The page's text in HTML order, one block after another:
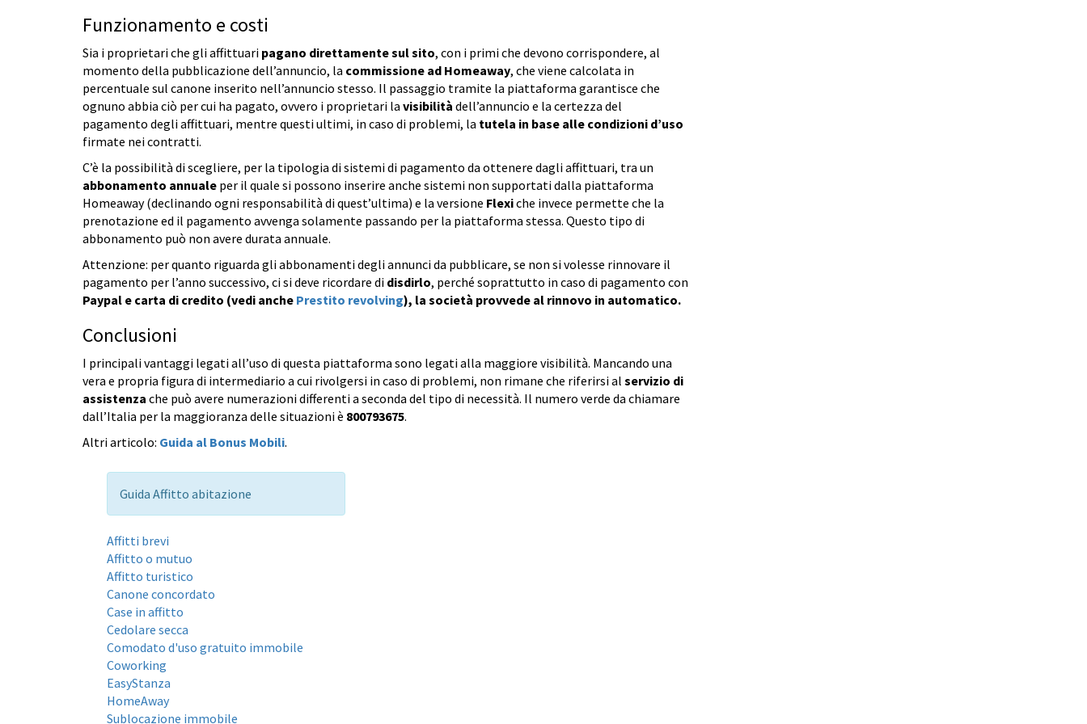
Funzionamento e costi
Sia i proprietari che gli affittuari pagano direttamente sul sito, con i primi che devono corrispondere, al
momento della pubblicazione dell’annuncio, la commissione ad Homeaway, che viene calcolata in
percentuale sul canone inserito nell’annuncio stesso. Il passaggio tramite la piattaforma garantisce che
ognuno abbia ciò per cui ha pagato, ovvero i proprietari la visibilità dell’annuncio e la certezza del
pagamento degli affittuari, mentre questi ultimi, in caso di problemi, la tutela in base alle condizioni d’uso
firmate nei contratti.
C’è la possibilità di scegliere, per la tipologia di sistemi di pagamento da ottenere dagli affittuari, tra un
abbonamento annuale per il quale si possono inserire anche sistemi non supportati dalla piattaforma
Homeaway (declinando ogni responsabilità di quest’ultima) e la versione Flexiche invece permette che la
prenotazione ed il pagamento avvenga solamente passando per la piattaforma stessa. Questo tipo di
abbonamento può non avere durata annuale.
Attenzione: per quanto riguarda gli abbonamenti degli annunci da pubblicare, se non si volesse rinnovare il
pagamento per l’anno successivo, ci si deve ricordare di disdirlo, perché soprattutto in caso di pagamento con
Paypal e carta di credito (vedi anche Prestito revolving), la società provvede al rinnovo in automatico.
Conclusioni
I principali vantaggi legati all’uso di questa piattaforma sono legati alla maggiore visibilità. Mancando una
vera e propria figura di intermediario a cui rivolgersi in caso di problemi, non rimane che riferirsi al servizio di
assistenza che può avere numerazioni differenti a seconda del tipo di necessità. Il numero verde da chiamare
dall’Italia per la maggioranza delle situazioni è 800793675.
Altri articolo: Guida al Bonus Mobili.
Guida Affitto abitazione
Affitti brevi
Affitto o mutuo
Affitto turistico
Canone concordato
Case in affitto
Cedolare secca
Comodato d'uso gratuito immobile
Coworking
EasyStanza
HomeAway
Sublocazione immobile